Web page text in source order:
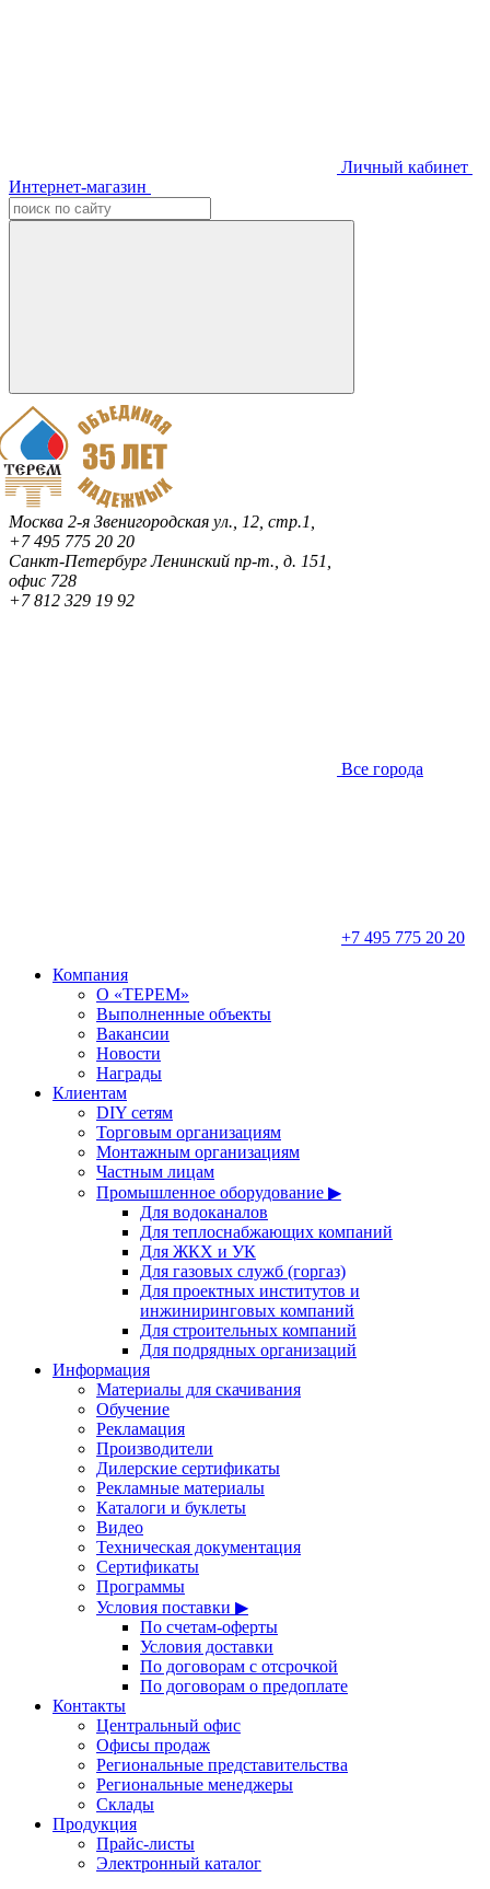
Личный кабинет
Интернет-магазин
Москва 2-я Звенигородская ул., 12, стр.1,
+7 495 775 20 20
Санкт-ПетербургЛенинский пр-т., д. 151,
офис 728
+7 812 329 19 92
Все города
+7 495 775 20 20
Компания
О «ТЕРЕМ»
Выполненные объекты
Вакансии
Новости
Награды
Клиентам
DIY сетям
Торговым организациям
Монтажным организациям
Частным лицам
Промышленное оборудование ▶
Для водоканалов
Для теплоснабжающих компаний
Для ЖКХ и УК
Для газовых служб (горгаз)
Для проектных институтов и
инжиниринговых компаний
Для строительных компаний
Для подрядных организаций
Информация
Материалы для скачивания
Обучение
Рекламация
Производители
Дилерские сертификаты
Рекламные материалы
Каталоги и буклеты
Видео
Техническая документация
Сертификаты
Программы
Условия поставки ▶
По счетам-оферты
Условия доставки
По договорам с отсрочкой
По договорам о предоплате
Контакты
Центральный офис
Офисы продаж
Региональные представительства
Региональные менеджеры
Склады
Продукция
Прайс-листы
Электронный каталог